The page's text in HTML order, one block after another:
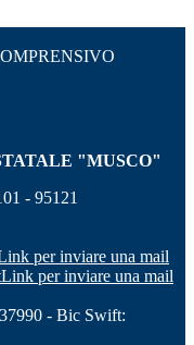
"MUSCO"
- 95121
per inviare una mail
Link per inviare una mail
- Bic Swift: